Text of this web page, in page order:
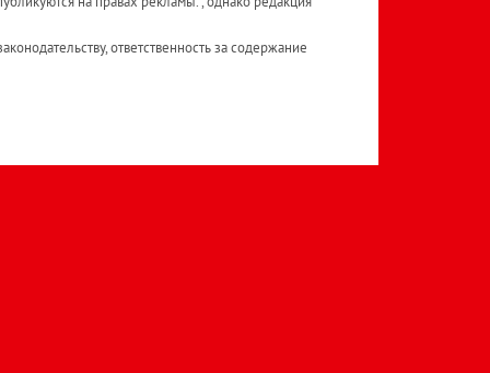
ответственность за содержание